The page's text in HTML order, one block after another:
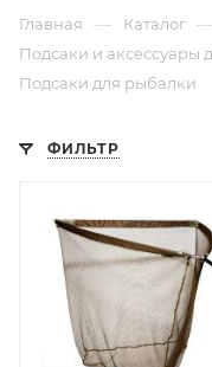
Главная — Каталог
Подсаки и аксессуары
Подсаки для рыбалки
ФИЛЬТР